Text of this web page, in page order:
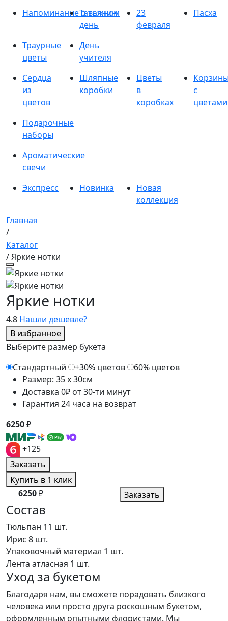
Напоминание о важном
Татьянин
день
23
февраля
Пасха
Траурные
цветы
День
учителя
Сердца
из
цветов
Шляпные
коробки
Цветы
в
коробках
с
цветами
Подарочные
наборы
Ароматические
свечи
Экспресс
Новинка
Новая
коллекция
Главная
/
Каталог
/ Яркие нотки
4.8 Нашли дешевле?
В избранное
Яркие нотки
Выберите размер букета
Стандартный
+30% цветов
60% цветов
Размер: 35 x 30см
Доставка 0₽ от 30-ти минут
Гарантия 24 часа на возврат
6250₽
+125
Заказать
Купить в 1 клик
6250₽ Заказать
Состав
Тюльпан 11 шт.
Ирис 8 шт.
Упаковочный материал 1 шт.
Лента атласная 1 шт.
Уход за букетом
Благодаря нам, вы сможете порадовать близкого
человека или просто друга роскошным букетом,
оформленным опытными флористами. Мы